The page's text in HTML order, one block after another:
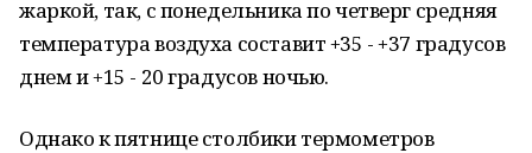
жаркой, так, с понедельника по четверг средняя
температура воздуха составит +35 - +37 градусов
днем и +15 - 20 градусов ночью.
Однако к пятнице столбики термометров